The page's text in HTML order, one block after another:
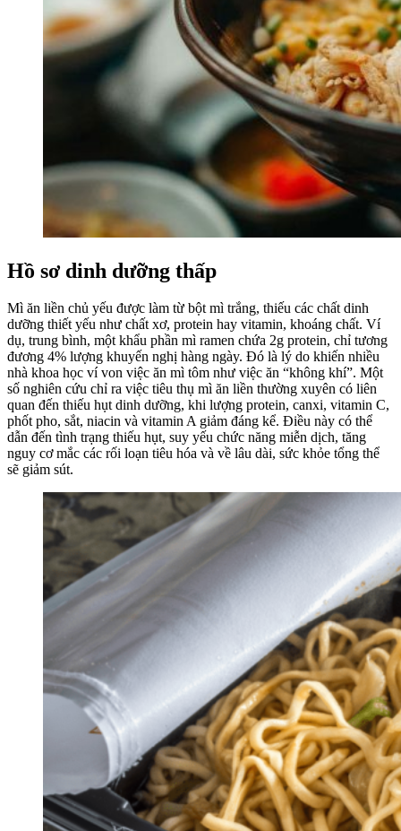
Hồ sơ dinh dưỡng thấp
Mì ăn liền chủ yếu được làm từ bột mì trắng, thiếu các chất dinh
dưỡng thiết yếu như chất xơ, protein hay vitamin, khoáng chất. Ví
dụ, trung bình, một khẩu phần mì ramen chứa 2g protein, chỉ tương
đương 4% lượng khuyến nghị hàng ngày. Đó là lý do khiến nhiều
nhà khoa học ví von việc ăn mì tôm như việc ăn “không khí”. Một
số nghiên cứu chỉ ra việc tiêu thụ mì ăn liền thường xuyên có liên
quan đến thiếu hụt dinh dưỡng, khi lượng protein, canxi, vitamin C,
phốt pho, sắt, niacin và vitamin A giảm đáng kể. Điều này có thể
dẫn đến tình trạng thiếu hụt, suy yếu chức năng miễn dịch, tăng
nguy cơ mắc các rối loạn tiêu hóa và về lâu dài, sức khỏe tổng thể
sẽ giảm sút.